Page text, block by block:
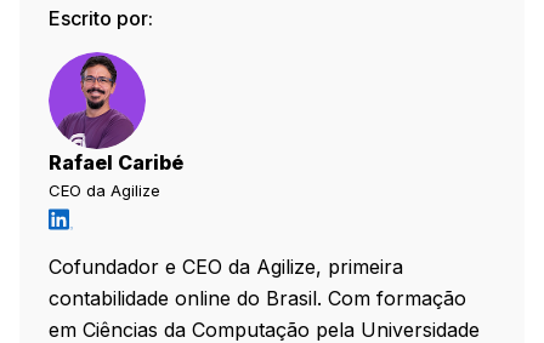
Escrito por:
Rafael Caribé
CEO da Agilize
Cofundador e CEO da Agilize, primeira
contabilidade online do Brasil. Com formação
em Ciências da Computação pela Universidade